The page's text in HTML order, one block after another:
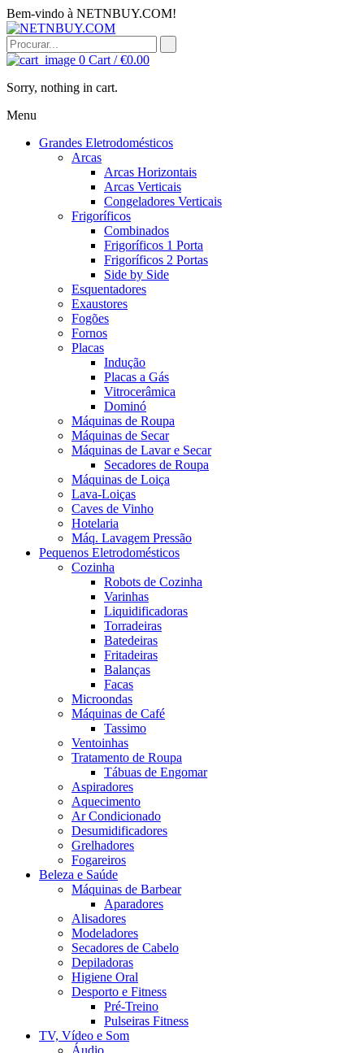
Bem-vindo à NETNBUY.COM!
0 Cart /€0.00
Sorry, nothing in cart.
Menu
Grandes Eletrodomésticos
Arcas
Arcas Horizontais
Arcas Verticais
Congeladores Verticais
Frigoríficos
Combinados
Frigoríficos 1 Porta
Frigoríficos 2 Portas
Side by Side
Esquentadores
Exaustores
Fogões
Fornos
Placas
Indução
Placas a Gás
Vitrocerâmica
Dominó
Máquinas de Roupa
Máquinas de Secar
Máquinas de Lavar e Secar
Secadores de Roupa
Máquinas de Loiça
Lava-Loiças
Caves de Vinho
Hotelaria
Máq. Lavagem Pressão
Pequenos Eletrodomésticos
Cozinha
Robots de Cozinha
Varinhas
Liquidificadoras
Torradeiras
Batedeiras
Fritadeiras
Balanças
Facas
Microondas
Máquinas de Café
Tassimo
Ventoinhas
Tratamento de Roupa
Tábuas de Engomar
Aspiradores
Aquecimento
Ar Condicionado
Desumidificadores
Grelhadores
Fogareiros
Beleza e Saúde
Máquinas de Barbear
Aparadores
Alisadores
Modeladores
Secadores de Cabelo
Depiladoras
Higiene Oral
Desporto e Fitness
Pré-Treino
Pulseiras Fitness
TV, Vídeo e Som
Áudio